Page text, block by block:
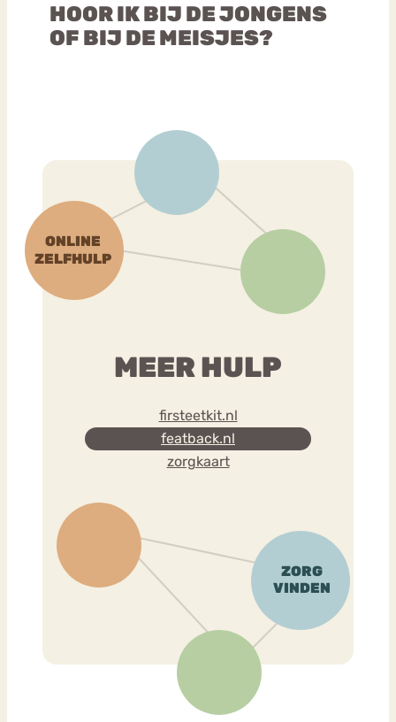
HOOR IK BIJ DE JONGENS
OF BIJ DE MEISJES?
MEER HULP
firsteetkit.nl
featback.nl
zorgkaart